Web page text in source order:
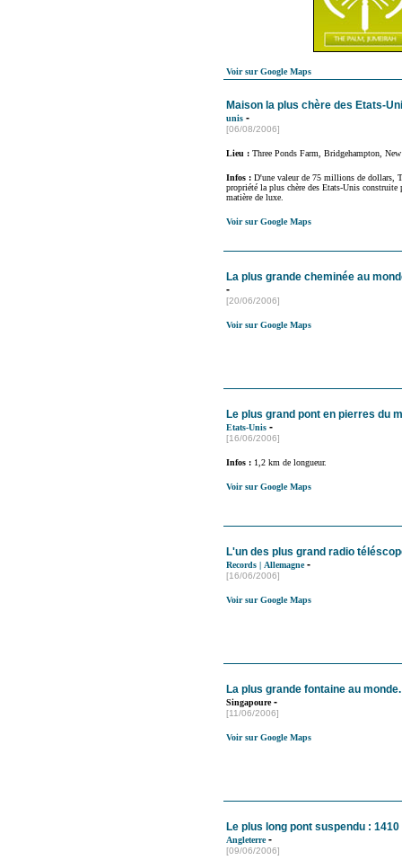
Voir sur Google Maps
Maison la plus chère des Etats-
unis -
[06/08/2006]
Lieu : Three Ponds Farm, Bridgehampton,
Infos : D'une valeur de 75 millions de dollars,
propriété la plus chère des Etats-Unis construite
matière de luxe.
Voir sur Google Maps
La plus grande cheminée au
-
[20/06/2006]
Voir sur Google Maps
Le plus grand pont en pierres du
Etats-Unis -
[16/06/2006]
Infos : 1,2 km de longueur.
Voir sur Google Maps
L'un des plus grand radio
Records | Allemagne-
[16/06/2006]
Voir sur Google Maps
La plus grande fontaine au monde.
Singapoure-
[11/06/2006]
Voir sur Google Maps
Le plus long pont suspendu : 1410
Angleterre-
[09/06/2006]